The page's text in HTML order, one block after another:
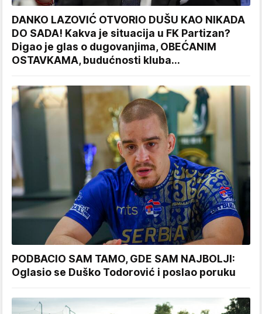
DANKO LAZOVIĆ OTVORIO DUŠU KAO NIKADA
DO SADA! Kakva je situacija u FK Partizan?
Digao je glas o dugovanjima, OBEĆANIM
OSTAVKAMA, budućnosti kluba...
PODBACIO SAM TAMO, GDE SAM NAJBOLJI:
Oglasio se Duško Todorović i poslao poruku